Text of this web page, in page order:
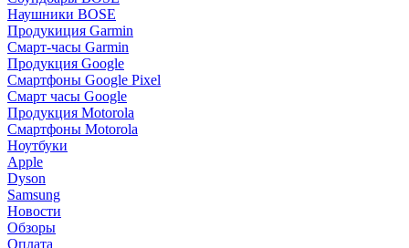
Наушники BOSE
Продукиция Garmin
Смарт-часы Garmin
Продукция Google
Смартфоны Google Pixel
Смарт часы Google
Продукция Motorola
Смартфоны Motorola
Ноутбуки
Apple
Dyson
Samsung
Новости
Обзоры
Оплата